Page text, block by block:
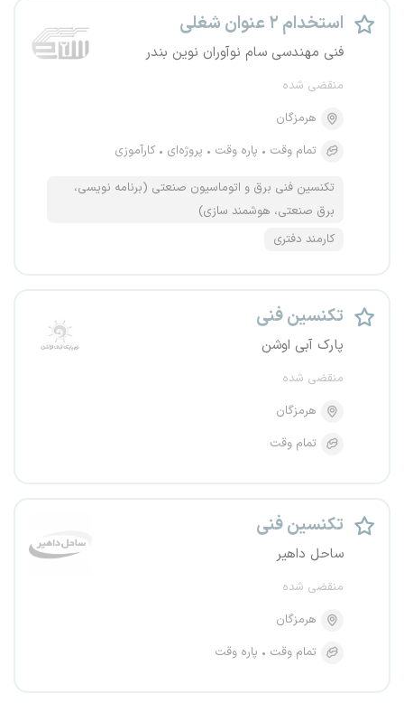
استخدام ۲ عنوان شغلی
فنی مهندسی سام نوﺁوران نوین بندر
منقضی شده
هرمزگان
تمام وقت
پاره وقت پروژه‌ای کارآموزی
تکنسین فنی برق و اتوماسیون صنعتی (برنامه نویسی،
برق صنعتی، هوشمند سازی)
کارمند دفتری
تکنسین فنی
پارک آبی اوشن
منقضی شده
هرمزگان
تمام وقت
تکنسین فنی
ساحل داهیر
منقضی شده
هرمزگان
تمام وقت
پاره وقت